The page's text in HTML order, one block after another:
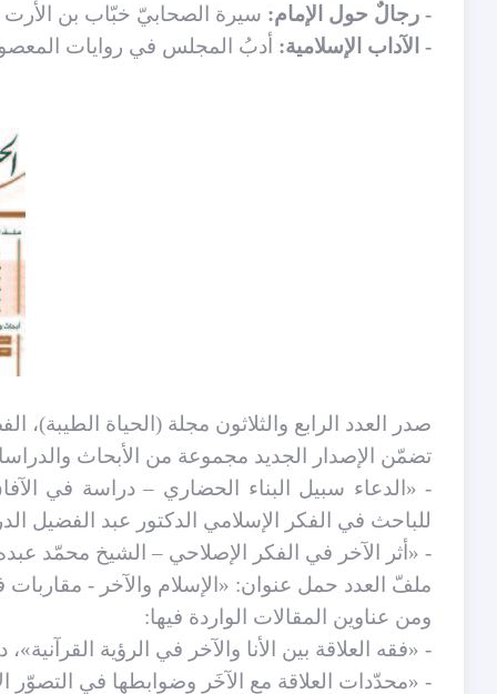
- رجالٌ حول الإمام: سيرة الصحابيّ خبّاب بن الأرت
- الآداب الإسلامية: أدبُ المجلس في روايات
صدر العدد الرابع والثلاثون مجلة (الحياة الطيبة)،
تضمّن الإصدار الجديد مجموعة من الأبحاث
- «الدعاء سبيل البناء الحضاري – دراسة في
للباحث في الفكر الإسلامي الدكتور عبد الفضيل
- «أثر الآخر في الفكر الإصلاحي – الشيخ محمّد
ملفّ العدد حمل عنوان: «الإسلام والآخر -
ومن عناوين المقالات الواردة فيها:
- «فقه العلاقة بين الأنا والآخر في الرؤية
- «محدّدات العلاقة مع الآخَر وضوابطها في التصوّر